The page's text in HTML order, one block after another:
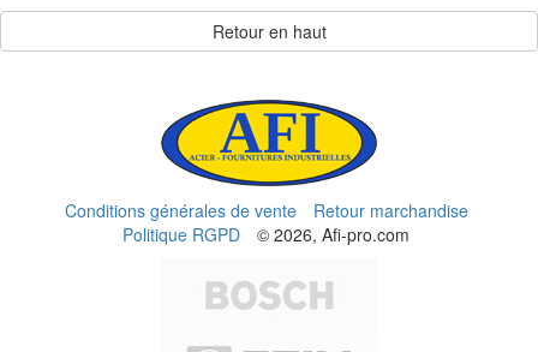
Retour en haut
Conditions générales de vente
Retour marchandise
Politique RGPD
© 2026, Afi-pro.com